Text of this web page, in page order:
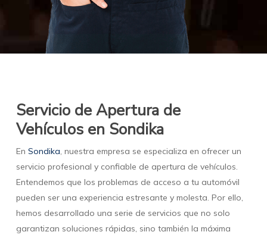
Servicio de Apertura de
Vehículos en Sondika
En Sondika, nuestra empresa se especializa en ofrecer un
servicio profesional y confiable de apertura de vehículos.
Entendemos que los problemas de acceso a tu automóvil
pueden ser una experiencia estresante y molesta. Por ello,
hemos desarrollado una serie de servicios que no solo
garantizan soluciones rápidas, sino también la máxima